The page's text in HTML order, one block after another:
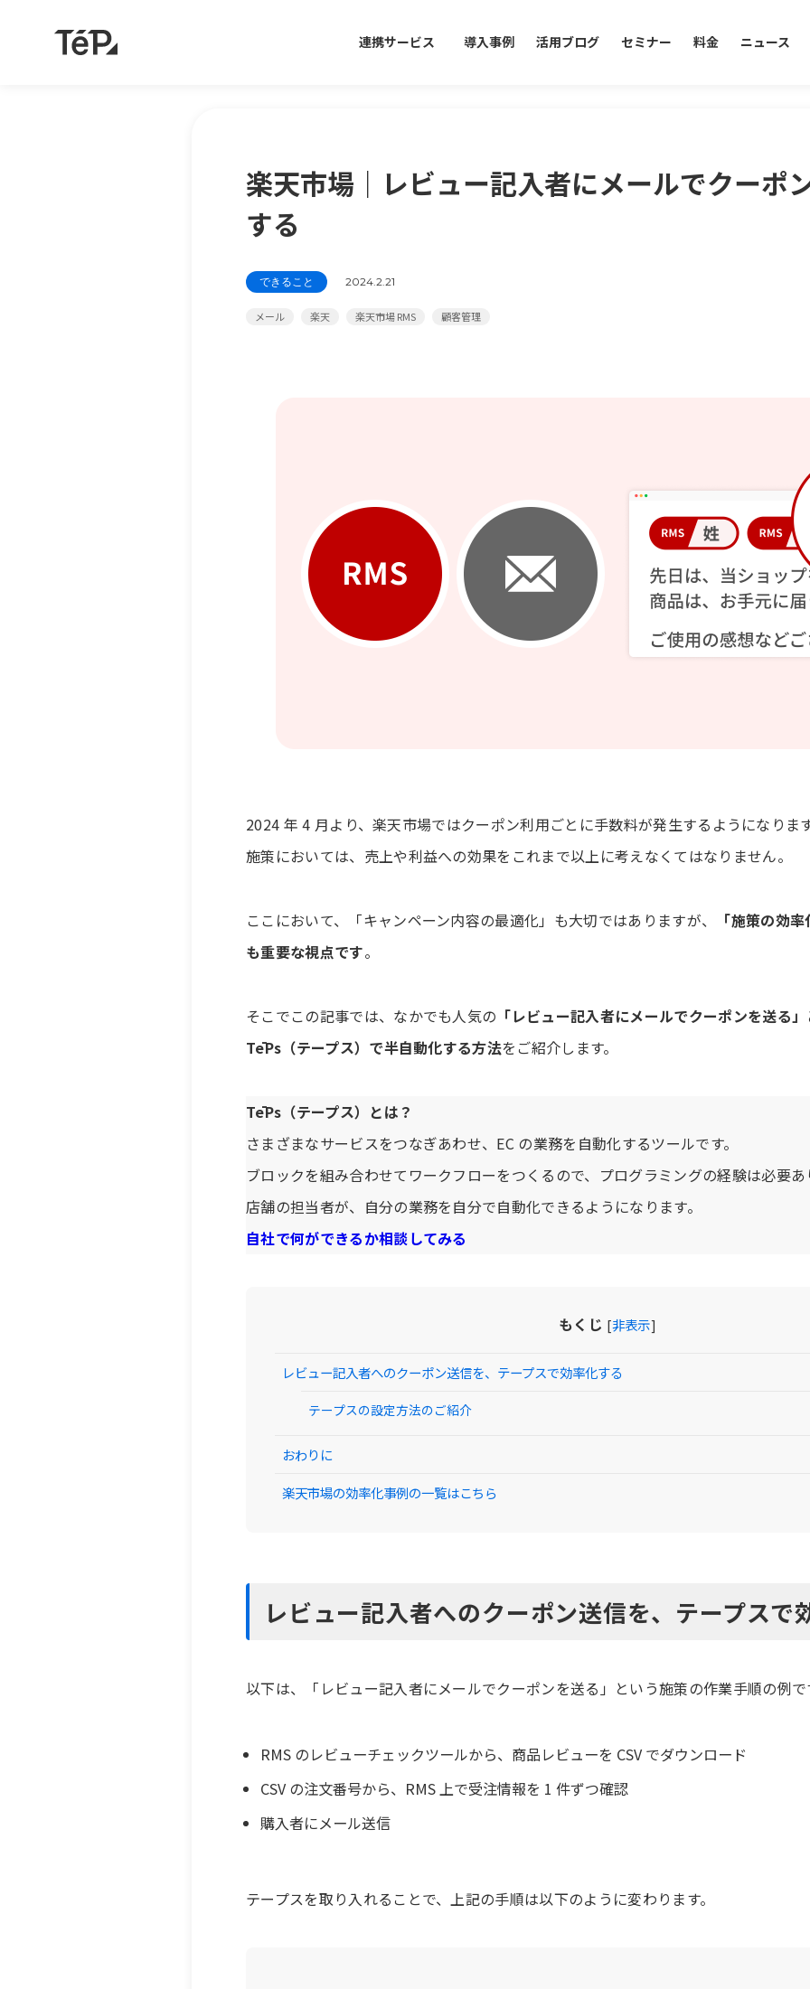
連携サービス 導入事例 活用ブログ セミナー 料金 ニュース
楽天市場｜レビュー記入者にメールでクーポ
する
できること 2024.2.21
メール 楽天 楽天市場 RMS 顧客管理
2024 年 4 月より、楽天市場ではクーポン利用ごとに手数料が発生するようになりま
施策においては、売上や利益への効果をこれまで以上に考えなくてはなりません。
ここにおいて、「キャンペーン内容の最適化」も大切ではありますが、
「施策の効
も重要な視点です。
そこでこの記事では、なかでも人気の 「レビュー記入者にメールでクーポンを送る
TēPs（テープス）で半自動化する方法をご紹介します。
TēPs（テープス）とは？
さまざまなサービスをつなぎあわせ、EC の業務を自動化するツールです。
ブロックを組み合わせてワークフローをつくるので、プログラミングの経験は必要
店舗の担当者が、自分の業務を自分で自動化できるようになります。
自社で何ができるか相談してみる
もくじ [非表示]
レビュー記入者へのクーポン送信を、テープスで効率化する
テープスの設定方法のご紹介
おわりに
楽天市場の効率化事例の一覧はこちら
レビュー記入者へのクーポン送信を、テープスで
以下は、「レビュー記入者にメールでクーポンを送る」という施策の作業手順の例で
RMS のレビューチェックツールから、商品レビューを CSV でダウンロード
CSV の注文番号から、RMS 上で受注情報を 1 件ずつ確認
購入者にメール送信
テープスを取り入れることで、上記の手順は以下のように変わります。